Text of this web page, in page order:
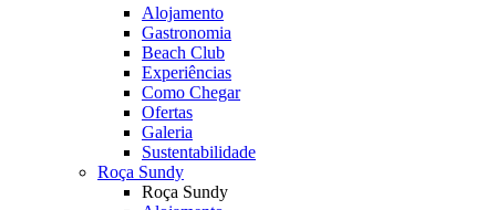
Alojamento
Gastronomia
Beach Club
Experiências
Como Chegar
Ofertas
Galeria
Sustentabilidade
Roça Sundy
Roça Sundy